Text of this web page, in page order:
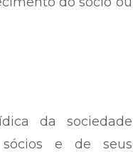
da sociedade
e de seus